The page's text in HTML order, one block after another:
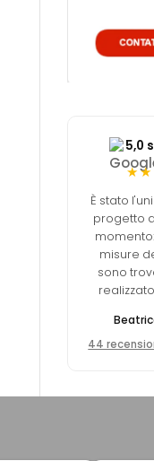
5,0
È stato
progetto
misure
sono
molto
44